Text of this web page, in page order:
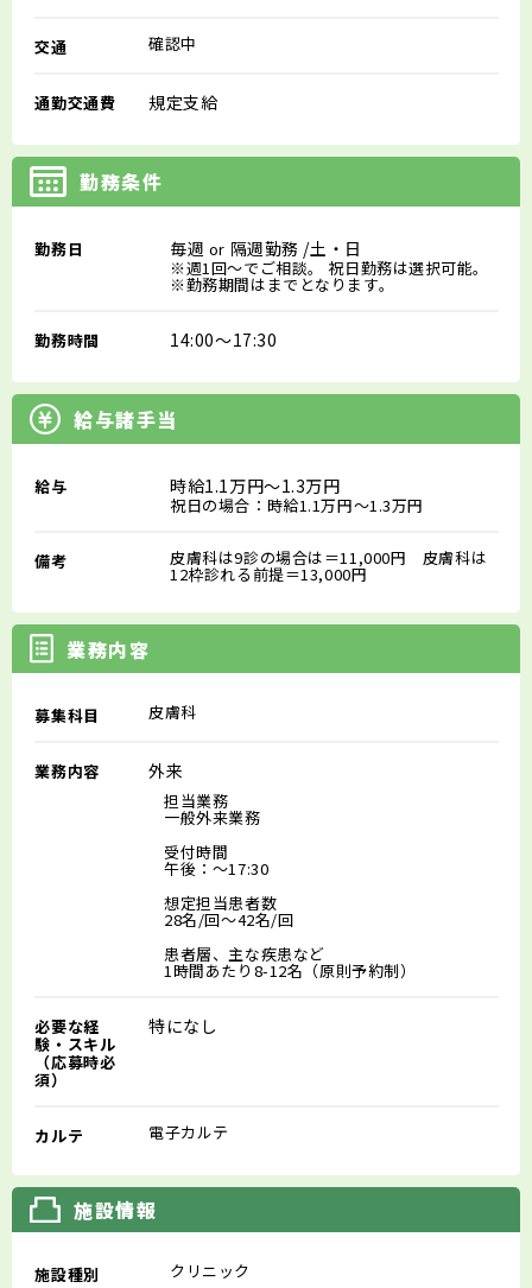
交通 確認中
通勤交通費 規定支給
勤務条件
勤務日 毎週 or 隔週勤務 /土・日
※週1回～でご相談。 祝日勤務は選択可能。
※勤務期間はまでとなります。
勤務時間 14:00～17:30
給与諸手当
給与 時給1.1万円～1.3万円
祝日の場合：時給1.1万円～1.3万円
備考 皮膚科は9診の場合は＝11,000円 皮膚科は
12枠診れる前提＝13,000円
業務内容
募集科目 皮膚科
業務内容 外来
担当業務
一般外来業務
受付時間
午後：～17:30
想定担当患者数
28名/回～42名/回
患者層、主な疾患など
1時間あたり8-12名（原則予約制）
必要な経
験・スキル
（応募時必
須）
特になし
カルテ 電子カルテ
施設情報
施設種別 クリニック